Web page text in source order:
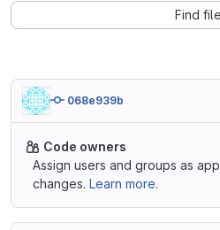
Find file
068e939b
Code owners
Assign users and groups as
changes. Learn more.